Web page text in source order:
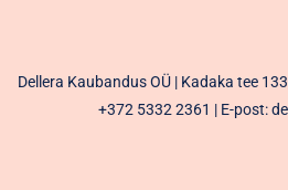
Dellera Kaubandus OÜ | Kadaka tee
+372 5332 2361 | E-post: